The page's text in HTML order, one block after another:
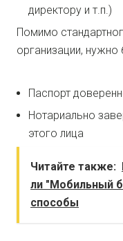
директору и т.п.)
Помимо
организации, нужно
Паспорт
Нотариально
этого лица
Читайте также:
ли "Мобильный
способы